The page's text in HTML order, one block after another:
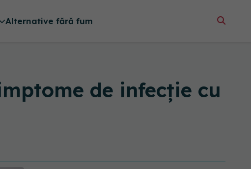
Alternative fără fum
de infecție cu